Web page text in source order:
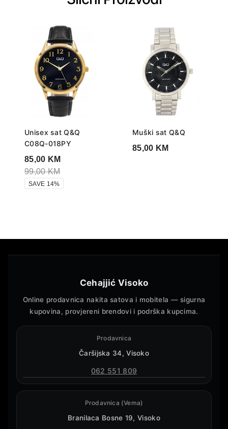
Unisex sat Q&Q
C08Q-018PY
85,00 KM
99,00KM
SAVE 14%
Muški sat Q&Q
85,00 KM
Cehajjić Visoko
Online prodavnica nakita satova i mobitela — sigurna
kupovina, provjereni brendovi i podrška kupcima.
Prodavnica
Čaršijska 34, Visoko
062 551 809
Prodavnica (Vema)
Branilaca Bosne 19, Visoko